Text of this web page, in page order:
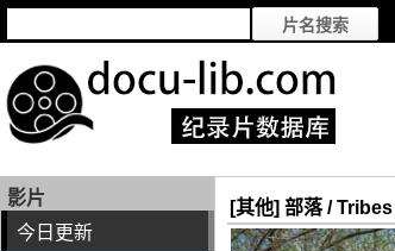
影片
今日更新
[其他] 部落 / Tribes